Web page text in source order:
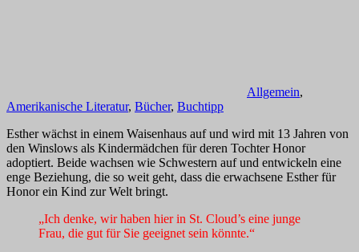
Allgemein,
Amerikanische Literatur, Bücher, Buchtipp
Esther wächst in einem Waisenhaus auf und wird mit 13 Jahren von
den Winslows als Kindermädchen für deren Tochter Honor
adoptiert. Beide wachsen wie Schwestern auf und entwickeln eine
enge Beziehung, die so weit geht, dass die erwachsene Esther für
Honor ein Kind zur Welt bringt.
„Ich denke, wir haben hier in St. Cloud’s eine junge
Frau, die gut für Sie geeignet sein könnte.“